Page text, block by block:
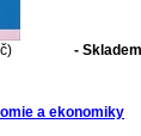
-
a ekonomiky